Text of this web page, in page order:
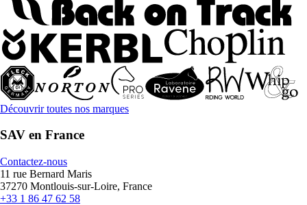
Découvrir toutes nos marques
SAV en France
Contactez-nous
11 rue Bernard Maris
37270 Montlouis-sur-Loire, France
+33 1 86 47 62 58